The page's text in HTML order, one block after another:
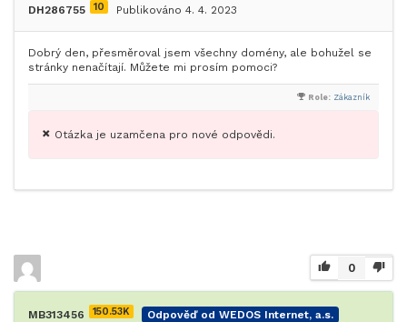
DH286755 10 Publikováno 4. 4. 2023
Dobrý den, přesměroval jsem všechny domény, ale bohužel se
stránky nenačítají. Můžete mi prosím pomoci?
Role: Zákazník
Otázka je uzamčena pro nové odpovědi.
0
MB313456 150.53K
Odpověď od WEDOS Internet, a.s.